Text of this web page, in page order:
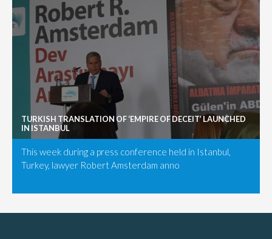
TURKISH TRANSLATION OF ‘EMPIRE OF DECEIT’ LAUNCHED
IN ISTANBUL
This week during a press conference held in Istanbul,
Turkey, lawyer Robert Amsterdam anno